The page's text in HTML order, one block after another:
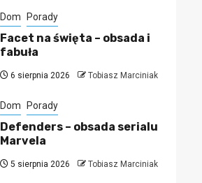
Dom Porady
Facet na święta – obsada i
fabuła
6 sierpnia 2026 Tobiasz Marciniak
Dom Porady
Defenders – obsada serialu
Marvela
5 sierpnia 2026 Tobiasz Marciniak